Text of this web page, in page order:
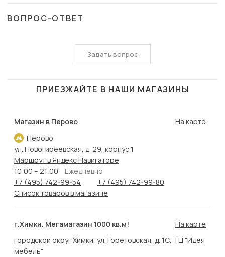
ВОПРОС-ОТВЕТ
Задать вопрос
ПРИЕЗЖАЙТЕ В НАШИ МАГАЗИНЫ
Магазин в Перово
Перово
На карте
ул. Новогиреевская, д. 29, корпус 1
Маршрут в Яндекс Навигаторе
10:00 – 21:00
Ежедневно
+7 (495) 742-99-54
+7 (495) 742-99-80
Список товаров в магазине
г.Химки. Мегамагазин 1000 кв.м!
На карте
городской округ Химки, ул. Горетовская, д. 1С, ТЦ "Идея
мебель"